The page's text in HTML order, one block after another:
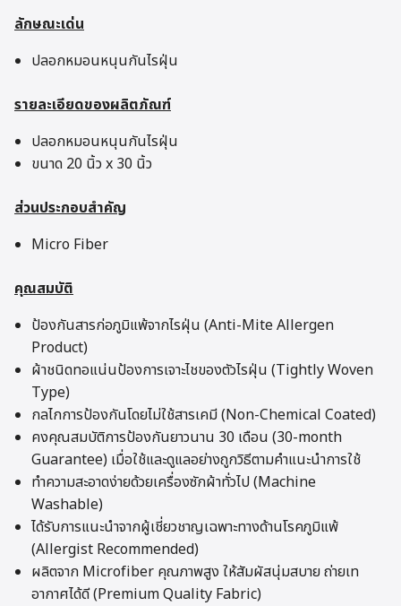
ลักษณะเด่น
ปลอกหมอนหนุนกันไรฝุ่น
รายละเอียดของผลิตภัณฑ์
ปลอกหมอนหนุนกันไรฝุ่น
ขนาด 20 นิ้ว x 30 นิ้ว
ส่วนประกอบสำคัญ
Micro Fiber
คุณสมบัติ
ป้องกันสารก่อภูมิแพ้จากไรฝุ่น (Anti-Mite Allergen
Product)
ผ้าชนิดทอแน่นป้องการเจาะไชของตัวไรฝุ่น (Tightly Woven
Type)
กลไกการป้องกันโดยไม่ใช้สารเคมี (Non-Chemical Coated)
คงคุณสมบัติการป้องกันยาวนาน 30 เดือน (30-month
Guarantee) เมื่อใช้และดูแลอย่างถูกวิธีตามคำแนะนำการใช้
ทำความสะอาดง่ายด้วยเครื่องซักผ้าทั่วไป (Machine
Washable)
ได้รับการแนะนำจากผู้เชี่ยวชาญเฉพาะทางด้านโรคภูมิแพ้
(Allergist Recommended)
ผลิตจาก Microfiber คุณภาพสูง ให้สัมผัสนุ่มสบาย ถ่ายเท
อากาศได้ดี (Premium Quality Fabric)